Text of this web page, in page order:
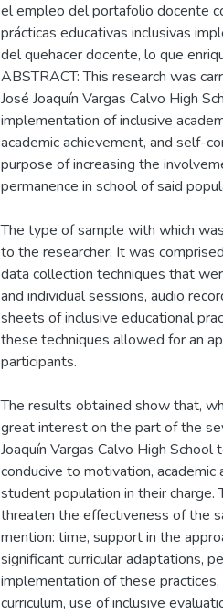
el empleo del portafolio docente
prácticas educativas inclusivas
del quehacer docente, lo que
ABSTRACT: This research was
José Joaquín Vargas Calvo High
implementation of inclusive
academic achievement, and self-
purpose of increasing the
permanence in school of said
The type of sample with which
to the researcher. It was
data collection techniques that
and individual sessions, audio
sheets of inclusive educational
these techniques allowed for an
participants.
The results obtained show that,
great interest on the part of the
Joaquín Vargas Calvo High
conducive to motivation,
student population in their
threaten the effectiveness of the
mention: time, support in the
significant curricular adaptations,
implementation of these
curriculum, use of inclusive